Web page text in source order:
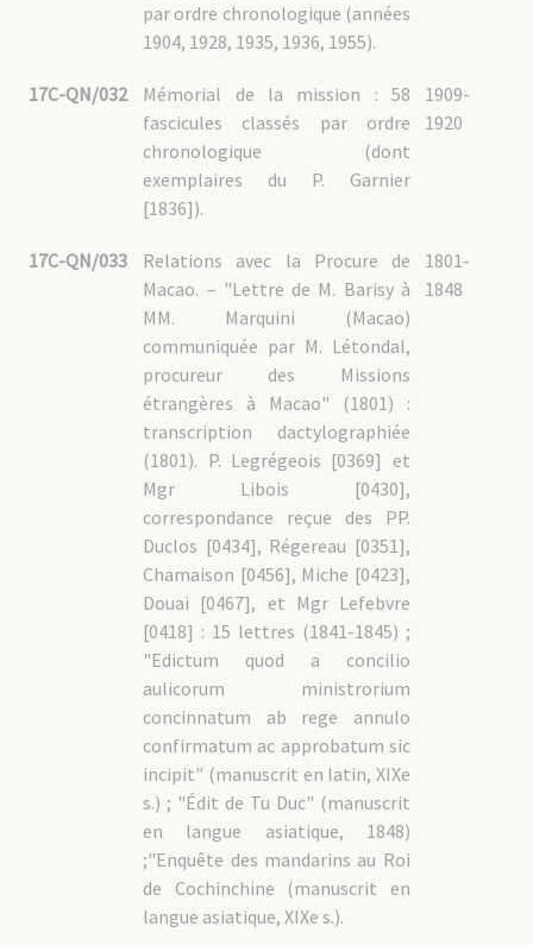
par ordre chronologique (années
1904, 1928, 1935, 1936, 1955).
17C-QN/032
1909-
1920
Mémorial de la mission : 58
fascicules classés par ordre
chronologique (dont
exemplaires du P. Garnier
[1836]).
17C-QN/033
1801-
1848
Relations avec la Procure de
Macao. – "Lettre de M. Barisy à
MM. Marquini (Macao)
communiquée par M. Létondal,
procureur des Missions
étrangères à Macao" (1801) :
transcription dactylographiée
(1801). P. Legrégeois [0369] et
Mgr Libois [0430],
correspondance reçue des PP.
Duclos [0434], Régereau [0351],
Chamaison [0456], Miche [0423],
Douai [0467], et Mgr Lefebvre
[0418] : 15 lettres (1841-1845) ;
"Edictum quod a concilio
aulicorum ministrorium
concinnatum ab rege annulo
confirmatum ac approbatum sic
incipit" (manuscrit en latin, XIXe
s.) ; "Édit de Tu Duc" (manuscrit
en langue asiatique, 1848)
;"Enquête des mandarins au Roi
de Cochinchine (manuscrit en
langue asiatique, XIXe s.).